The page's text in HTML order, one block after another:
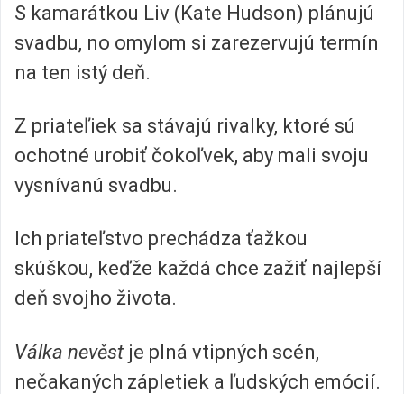
S kamarátkou Liv (Kate Hudson) plánujú
svadbu, no omylom si zarezervujú termín
na ten istý deň.
Z priateľiek sa stávajú rivalky, ktoré sú
ochotné urobiť čokoľvek, aby mali svoju
vysnívanú svadbu.
Ich priateľstvo prechádza ťažkou
skúškou, keďže každá chce zažiť najlepší
deň svojho života.
Válka nevěst je plná vtipných scén,
nečakaných zápletiek a ľudských emócií.